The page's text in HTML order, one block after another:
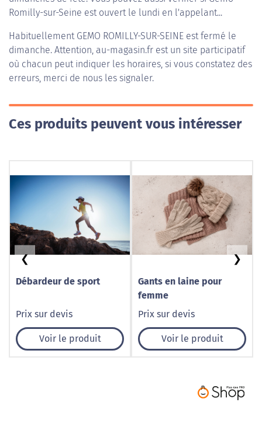
Romilly-sur-Seine est ouvert le lundi en l'appelant...
Habituellement GEMO ROMILLY-SUR-SEINE est fermé le
dimanche. Attention, au-magasin.fr est un site participatif
où chacun peut indiquer les horaires, si vous constatez des
erreurs, merci de nous les signaler.
Ces produits peuvent vous intéresser
Débardeur de sport
Prix sur devis
Voir le produit
Gants en laine pour
femme
Prix sur devis
Voir le produit
❮ ❯